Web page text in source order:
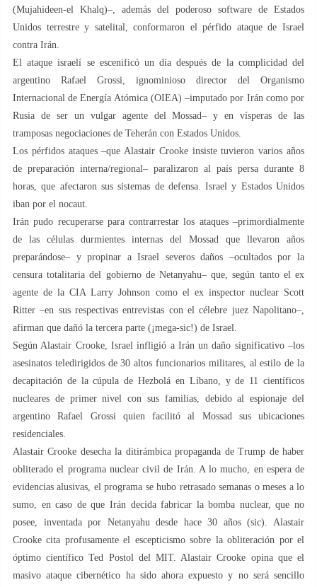
(Mujahideen-el Khalq)–, además del poderoso software de Estados
Unidos terrestre y satelital, conformaron el pérfido ataque de Israel
contra Irán.
El ataque israelí se escenificó un día después de la complicidad del
argentino Rafael Grossi, ignominioso director del Organismo
Internacional de Energía Atómica (OIEA) –imputado por Irán como por
Rusia de ser un vulgar agente del Mossad– y en vísperas de las
tramposas negociaciones de Teherán con Estados Unidos.
Los pérfidos ataques –que Alastair Crooke insiste tuvieron varios años
de preparación interna/regional– paralizaron al país persa durante 8
horas, que afectaron sus sistemas de defensa. Israel y Estados Unidos
iban por el nocaut.
Irán pudo recuperarse para contrarrestar los ataques –primordialmente
de las células durmientes internas del Mossad que llevaron años
preparándose– y propinar a Israel severos daños –ocultados por la
censura totalitaria del gobierno de Netanyahu– que, según tanto el ex
agente de la CIA Larry Johnson como el ex inspector nuclear Scott
Ritter –en sus respectivas entrevistas con el célebre juez Napolitano–,
afirman que dañó la tercera parte (¡mega-sic!) de Israel.
Según Alastair Crooke, Israel infligió a Irán un daño significativo –los
asesinatos teledirigidos de 30 altos funcionarios militares, al estilo de la
decapitación de la cúpula de Hezbolá en Líbano, y de 11 científicos
nucleares de primer nivel con sus familias, debido al espionaje del
argentino Rafael Grossi quien facilitó al Mossad sus ubicaciones
residenciales.
Alastair Crooke desecha la ditirámbica propaganda de Trump de haber
obliterado el programa nuclear civil de Irán. A lo mucho, en espera de
evidencias alusivas, el programa se hubo retrasado semanas o meses a lo
sumo, en caso de que Irán decida fabricar la bomba nuclear, que no
posee, inventada por Netanyahu desde hace 30 años (sic). Alastair
Crooke cita profusamente el escepticismo sobre la obliteración por el
óptimo científico Ted Postol del MIT. Alastair Crooke opina que el
masivo ataque cibernético ha sido ahora expuesto y no será sencillo